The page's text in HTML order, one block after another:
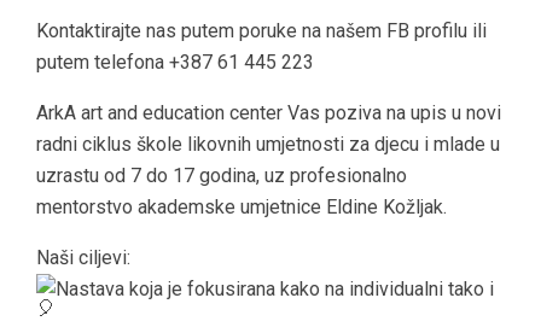
Kontaktirajte nas putem poruke na našem FB profilu ili
putem telefona +387 61 445 223
ArkA art and education center Vas poziva na upis u novi
radni ciklus škole likovnih umjetnosti za djecu i mlade u
uzrastu od 7 do 17 godina, uz profesionalno
mentorstvo akademske umjetnice Eldine Kožljak.
Naši ciljevi:
Nastava koja je fokusirana kako na individualni tako i